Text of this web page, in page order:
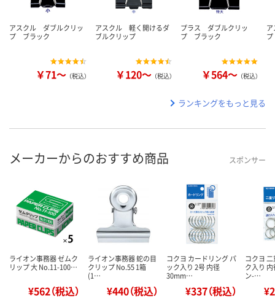
アスクル ダブルクリッ
プ ブラック
￥71～ （税込）
アスクル 軽く開けるダ
ブルクリップ
￥120～ （税込）
プラス ダブルクリッ
プ ブラック
￥564～ （税込）
ランキングをもっと見る
メーカーからのおすすめ商品 スポンサー
ライオン事務器 ゼムク
リップ 大 No.11-100…
¥562（税込）
ライオン事務器 蛇の目
クリップ No.55 1箱
(1…
¥440（税込）
コクヨ カードリング パ
ック入り 2号 内径
30mm…
¥337（税込）
コクヨ
ク入り
ン-…